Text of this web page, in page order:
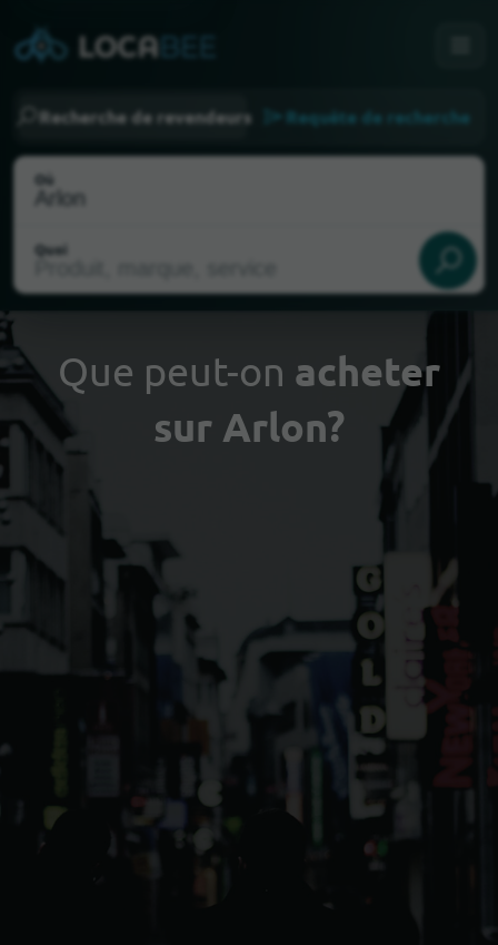
Recherche de revendeurs Requête de recherche
Où
Quoi
Choisir ma localisation
Que peut-on acheter
sur Arlon?